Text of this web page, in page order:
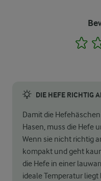
1
DIE HEFE RICHTIG
Damit die
Hasen, muss die Hefe
Wenn sie nicht richtig
kompakt und geht
die Hefe in einer
ideale Temperatur